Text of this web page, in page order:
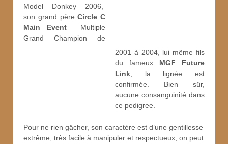
Model Donkey 2006,
son grand pèreCircle C
Main Event
Multiple
Grand Champion de
2001 à 2004, lui même fils
du fameux MGF Future
Link , la lignée est
confirmée. Bien sûr,
aucune consanguinité dans
ce pedigree.
Pour ne rien gâcher, son caractère est d’une gentillesse
extrême, très facile à manipuler et respectueux, on peut